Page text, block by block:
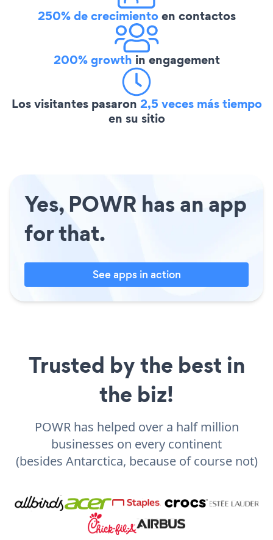
250% de crecimientoen contactos
200% growth in engagement
Los visitantes pasaron 2,5 veces más tiempo
en su sitio
Yes, POWR has an app
for that.
See apps in action
Trusted by the best in
the biz!
POWR has helped over a half million
businesses on every continent
(besides Antarctica, because of course not)